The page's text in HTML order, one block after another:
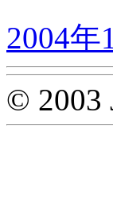
2004
© 2003